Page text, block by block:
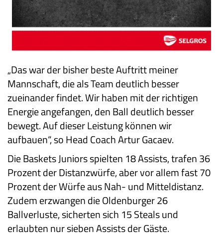
„Das war der bisher beste Auftritt meiner
Mannschaft, die als Team deutlich besser
zueinander findet. Wir haben mit der richtigen
Energie angefangen, den Ball deutlich besser
bewegt. Auf dieser Leistung können wir
aufbauen“, so Head Coach Artur Gacaev.
Die Baskets Juniors spielten 18 Assists, trafen 36
Prozent der Distanzwürfe, aber vor allem fast 70
Prozent der Würfe aus Nah- und Mitteldistanz.
Zudem erzwangen die Oldenburger 26
Ballverluste, sicherten sich 15 Steals und
erlaubten nur sieben Assists der Gäste.